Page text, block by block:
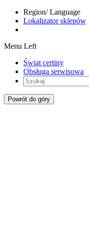
Region/ Language
Lokalizator sklepów
Menu Left
Świat certiny
Obsługa serwisowa
Powrót do góry